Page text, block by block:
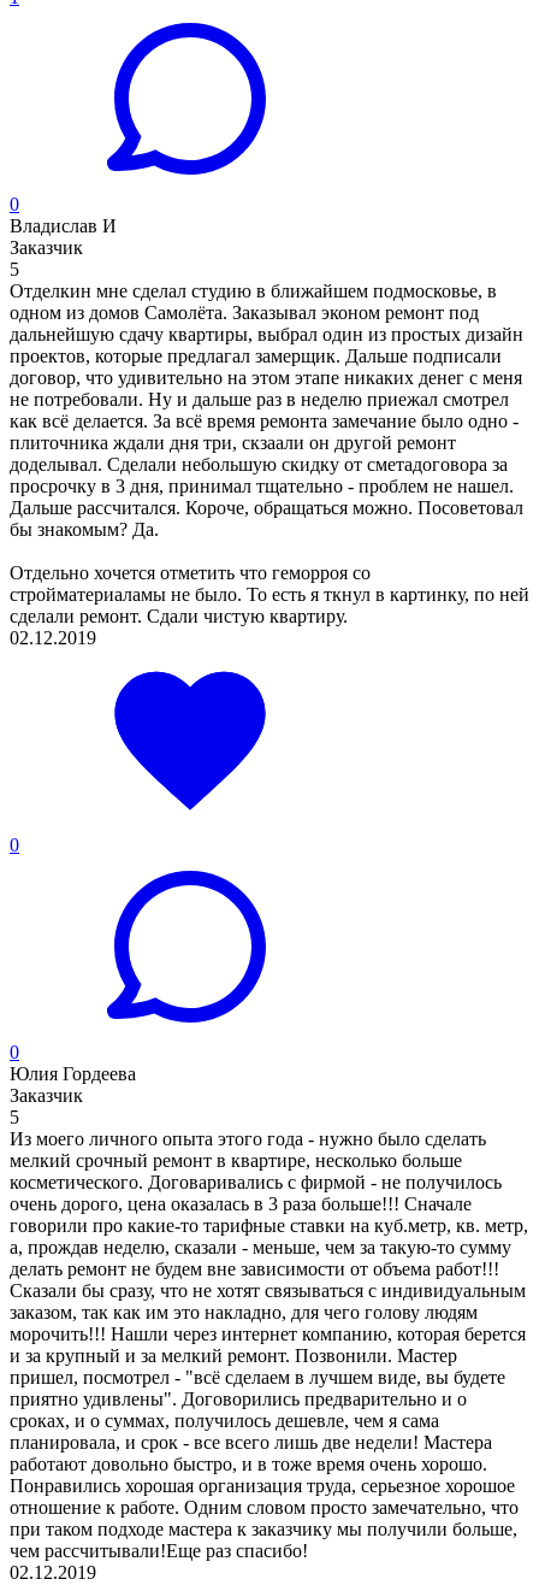
0
Владислав И
Заказчик
5
Отделкин мне сделал студию в ближайшем подмосковье, в
одном из домов Самолёта. Заказывал эконом ремонт под
дальнейшую сдачу квартиры, выбрал один из простых дизайн
проектов, которые предлагал замерщик. Дальше подписали
договор, что удивительно на этом этапе никаких денег с меня
не потребовали. Ну и дальше раз в неделю приежал смотрел
как всё делается. За всё время ремонта замечание было одно -
плиточника ждали дня три, скзаали он другой ремонт
доделывал. Сделали небольшую скидку от сметадоговора за
просрочку в 3 дня, принимал тщательно - проблем не нашел.
Дальше рассчитался. Короче, обращаться можно. Посоветовал
бы знакомым? Да.
Отдельно хочется отметить что геморроя со
стройматериаламы не было. То есть я ткнул в картинку, по ней
сделали ремонт. Сдали чистую квартиру.
02.12.2019
0
0
Юлия Гордеева
Заказчик
5
Из моего личного опыта этого года - нужно было сделать
мелкий срочный ремонт в квартире, несколько больше
косметического. Договаривались с фирмой - не получилось
очень дорого, цена оказалась в 3 раза больше!!! Сначале
говорили про какие-то тарифные ставки на куб.метр, кв. метр,
а, прождав неделю, сказали - меньше, чем за такую-то сумму
делать ремонт не будем вне зависимости от объема работ!!!
Сказали бы сразу, что не хотят связываться с индивидуальным
заказом, так как им это накладно, для чего голову людям
морочить!!! Нашли через интернет компанию, которая берется
и за крупный и за мелкий ремонт. Позвонили. Мастер
пришел, посмотрел - "всё сделаем в лучшем виде, вы будете
приятно удивлены". Договорились предварительно и о
сроках, и о суммах, получилось дешевле, чем я сама
планировала, и срок - все всего лишь две недели! Мастера
работают довольно быстро, и в тоже время очень хорошо.
Понравились хорошая организация труда, серьезное хорошое
отношение к работе. Одним словом просто замечательно, что
при таком подходе мастера к заказчику мы получили больше,
чем рассчитывали!Еще раз спасибо!
02.12.2019